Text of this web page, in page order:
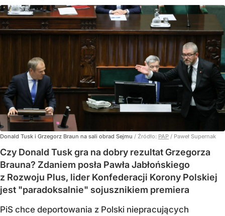
Donald Tusk i Grzegorz Braun na sali obrad Sejmu / Źródło: PAP / Paweł Supernak
Czy Donald Tusk gra na dobry rezultat Grzegorza
Brauna? Zdaniem posła Pawła Jabłońskiego
z Rozwoju Plus, lider Konfederacji Korony Polskiej
jest "paradoksalnie" sojusznikiem premiera
PiS chce deportowania z Polski niepracujących